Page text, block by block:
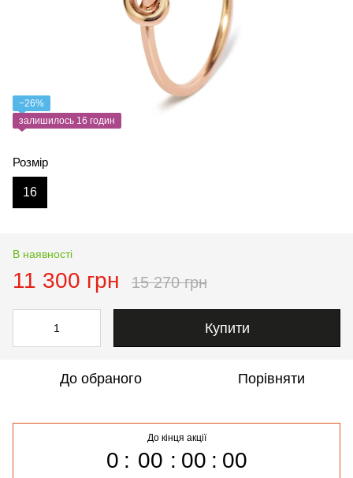
−26%
залишилось 16 годин
Розмір
16
В наявності
11 300 грн 15 270 грн
Купити
До обраного Порівняти
До кінця акції
0 00 00 00